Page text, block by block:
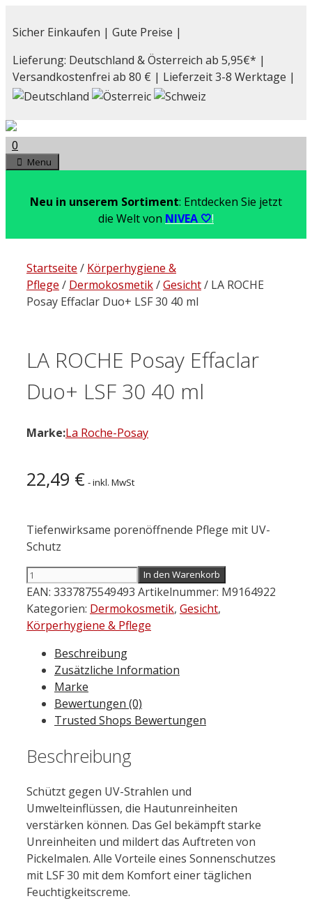
Inhalt
Sicher Einkaufen | Gute Preise |
Lieferung: Deutschland & Österreich ab 5,95€* |
Versandkostenfrei ab 80 € | Lieferzeit 3-8 Werktage |
0
Menu
Neu in unserem Sortiment: Entdecken Sie jetzt
die Welt von NIVEA 🤍!
Startseite / Körperhygiene &
Pflege / Dermokosmetik/Gesicht/ LA ROCHE
Posay Effaclar Duo+ LSF 30 40 ml
LA ROCHE Posay Effaclar
Duo+ LSF 30 40 ml
Marke:La Roche-Posay
22,49 € - inkl. MwSt
Tiefenwirksame porenöffnende Pflege mit UV-
Schutz
LA
ROCHE
Posay
Effaclar
LSF
Menge
In den Warenkorb
EAN: 3337875549493 Artikelnummer: M9164922
Kategorien: Dermokosmetik, Gesicht,
Körperhygiene & Pflege
Beschreibung
Zusätzliche Information
Marke
Bewertungen (0)
Trusted Shops Bewertungen
Beschreibung
Schützt gegen UV-Strahlen und
Umwelteinflüssen, die Hautunreinheiten
verstärken können. Das Gel bekämpft starke
Unreinheiten und mildert das Auftreten von
Pickelmalen. Alle Vorteile eines Sonnenschutzes
mit LSF 30 mit dem Komfort einer täglichen
Feuchtigkeitscreme.